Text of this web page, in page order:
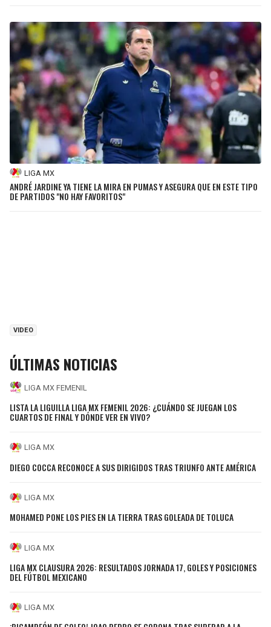
LIGA MX
ANDRÉ JARDINE YA TIENE LA MIRA EN PUMAS Y ASEGURA QUE EN ESTE TIPO
DE PARTIDOS "NO HAY FAVORITOS"
VIDEO
ÚLTIMAS NOTICIAS
LIGA MX FEMENIL
LISTA LA LIGUILLA LIGA MX FEMENIL 2026: ¿CUÁNDO SE JUEGAN LOS
CUARTOS DE FINAL Y DÓNDE VER EN VIVO?
LIGA MX
DIEGO COCCA RECONOCE A SUS DIRIGIDOS TRAS TRIUNFO ANTE AMÉRICA
LIGA MX
MOHAMED PONE LOS PIES EN LA TIERRA TRAS GOLEADA DE TOLUCA
LIGA MX
LIGA MX CLAUSURA 2026: RESULTADOS JORNADA 17, GOLES Y POSICIONES
DEL FÚTBOL MEXICANO
LIGA MX